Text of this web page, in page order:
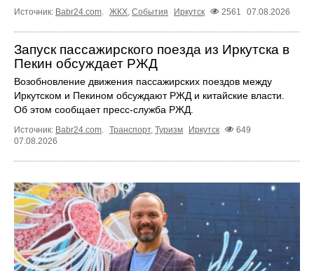
Источник: Babr24.com ЖКХ События Иркутск 2561 07.08.2026
Запуск пассажирского поезда из Иркутска в
Пекин обсуждает РЖД
Возобновление движения пассажирских поездов между
Иркутском и Пекином обсуждают РЖД и китайские власти.
Об этом сообщает пресс‑служба РЖД.
Источник: Babr24.com. Транспорт, Туризм Иркутск
649
07.08.2026